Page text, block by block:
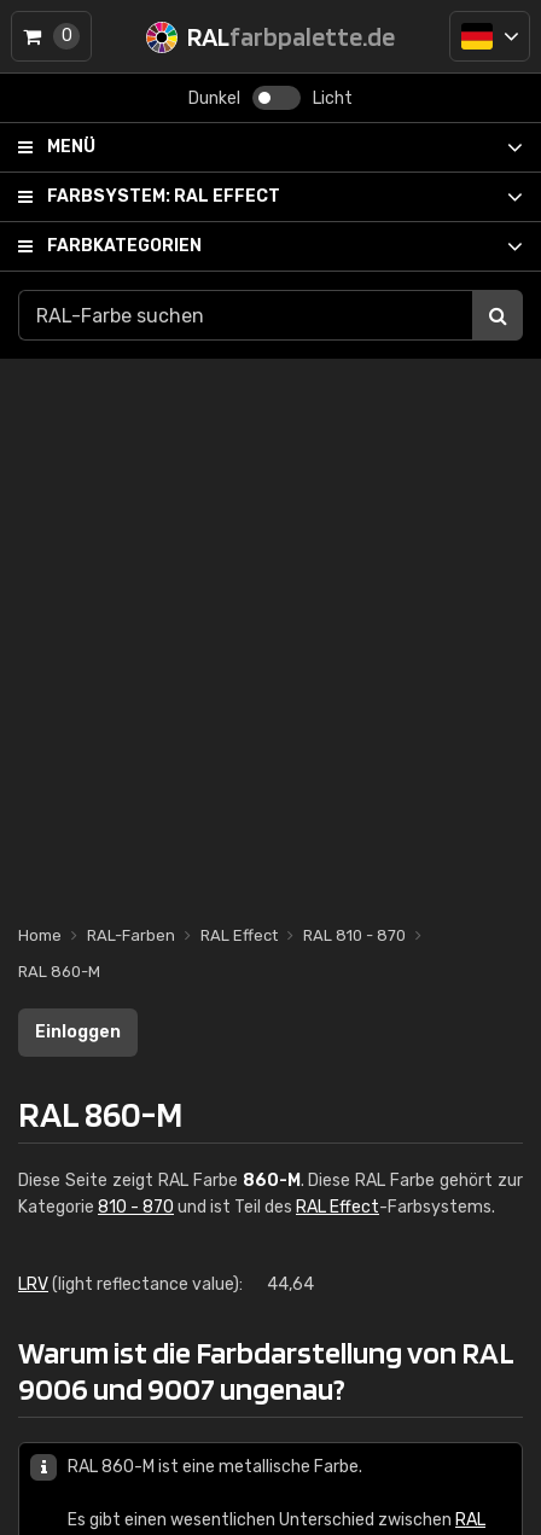
RALfarbpalette.de
Dunkel Licht
MENÜ
FARBSYSTEM: RAL EFFECT
FARBKATEGORIEN
0
Home RAL-Farben RAL Effect
RAL 810 - 870
RAL 860-M
Einloggen
RAL 860-M
Diese Seite zeigt RAL Farbe 860-M. Diese RAL Farbe gehört zur
Kategorie 810 - 870 und ist Teil des RAL Effect-Farbsystems.
LRV(light reflectance value): 44,64
Warum ist die Farbdarstellung von RAL
9006 und 9007 ungenau?
RAL 860-M ist eine metallische Farbe.
Es gibt einen wesentlichen Unterschied zwischen RAL